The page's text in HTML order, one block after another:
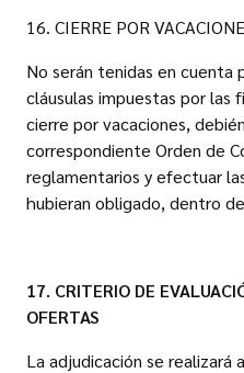
16. CIERRE POR
No serán tenidas en cuenta
cláusulas impuestas por las
cierre por vacaciones,
correspondiente Orden de
reglamentarios y efectuar
hubieran obligado, dentro
17. CRITERIO DE
OFERTAS
La adjudicación se